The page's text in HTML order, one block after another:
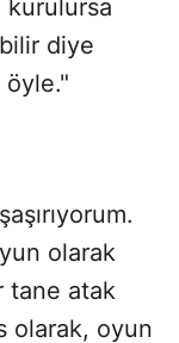
kurulursa
diye
öyle."
Sesi Aç
olarak
tane atak
olarak, oyun